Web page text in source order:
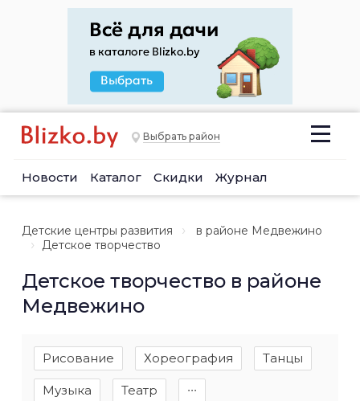
Выбрать район
Новости Каталог Скидки Журнал
Детские центры развития
в районе Медвежино
Детское творчество
Детское творчество в районе
Медвежино
Рисование Хореография Танцы
Музыка Театр ∙∙∙